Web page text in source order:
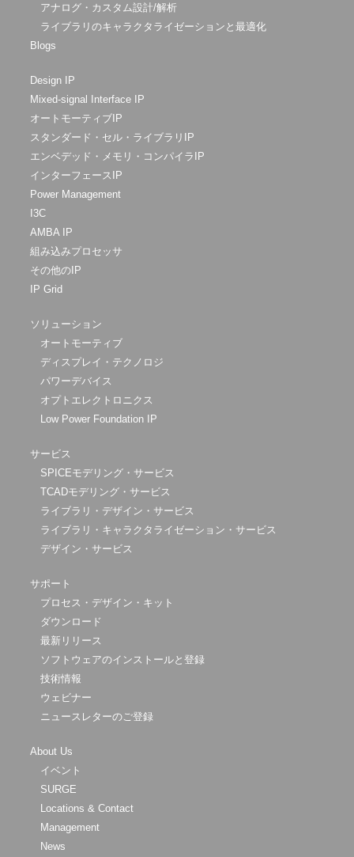
アナログ・カスタム設計/解析
ライブラリのキャラクタライゼーションと最適化
Blogs
Design IP
Mixed-signal Interface IP
オートモーティブIP
スタンダード・セル・ライブラリIP
エンベデッド・メモリ・コンパイラIP
インターフェースIP
Power Management
I3C
AMBA IP
組み込みプロセッサ
その他のIP
IP Grid
ソリューション
オートモーティブ
ディスプレイ・テクノロジ
パワーデバイス
オプトエレクトロニクス
Low Power Foundation IP
サービス
SPICEモデリング・サービス
TCADモデリング・サービス
ライブラリ・デザイン・サービス
ライブラリ・キャラクタライゼーション・サービス
デザイン・サービス
サポート
プロセス・デザイン・キット
ダウンロード
最新リリース
ソフトウェアのインストールと登録
技術情報
ウェビナー
ニュースレターのご登録
About Us
イベント
SURGE
Locations & Contact
Management
News